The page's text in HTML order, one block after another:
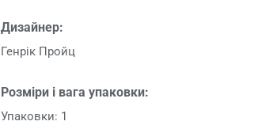
Дизайнер:
Генрік Пройц
Розміри і вага упаковки:
Упаковки: 1